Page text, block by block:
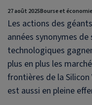
27 août 2025Bourse et économie
Les actions des
années synonymes
technologiques
plus en plus les
frontières de la
est aussi en pleine